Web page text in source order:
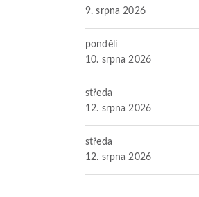
9. srpna 2026
pondělí
10. srpna 2026
středa
12. srpna 2026
středa
12. srpna 2026